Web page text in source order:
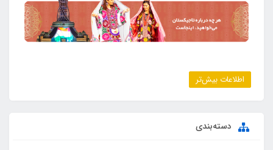
اطلاعات بیش‌تر
دسته‌بندی